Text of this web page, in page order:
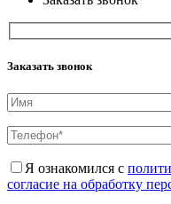
Заказать звонок
Я ознакомился с
согласие на обработку